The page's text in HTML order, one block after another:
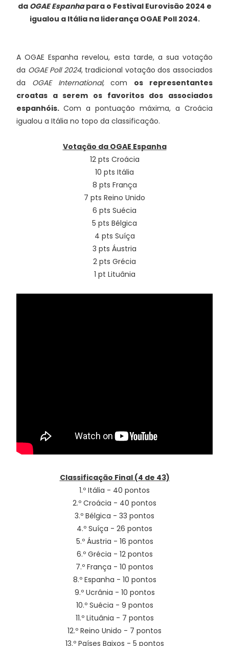
da OGAE Espanhapara o Festival Eurovisão 2024 e
igualou a Itália na liderança OGAE Poll 2024.
A OGAE Espanha revelou, esta tarde, a sua votação
da OGAE Poll 2024, tradicional votação dos associados
da OGAE International,com os representantes
croatas a serem os favoritos dos associados
espanhóis. Com a pontuação máxima, a Croácia
igualou a Itália no topo da classificação.
Votação da OGAE Espanha
12 pts Croácia
10 pts Itália
8 pts França
7 pts Reino Unido
6 pts Suécia
5 pts Bélgica
4 pts Suíça
3 pts Áustria
2 pts Grécia
1 pt Lituânia
Classificação Final (4 de 43)
1.º Itália - 40 pontos
2.º Croácia - 40 pontos
3.º Bélgica - 33 pontos
4.º Suíça - 26 pontos
5.º Áustria - 16 pontos
6.º Grécia - 12 pontos
7.º França - 10 pontos
8.º Espanha - 10 pontos
9.º Ucrânia - 10 pontos
10.º Suécia - 9 pontos
11.º Lituânia - 7 pontos
12.º Reino Unido - 7 pontos
13.º Países Baixos - 5 pontos